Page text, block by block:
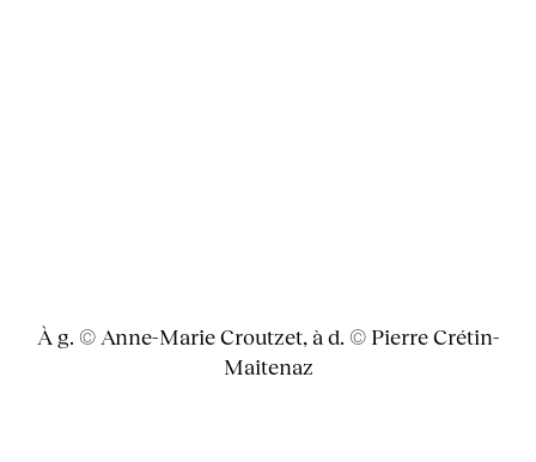
À g. © Anne-Marie Croutzet, à d. © Pierre Crétin-
Maitenaz